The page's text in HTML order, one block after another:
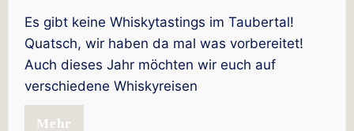
im
Jahr
Es gibt keine Whiskytastings im Taubertal!
Quatsch, wir haben da mal was vorbereitet!
Auch dieses Jahr möchten wir euch auf
verschiedene Whiskyreisen
Mehr